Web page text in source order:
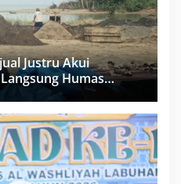
Justru Akui
Humas